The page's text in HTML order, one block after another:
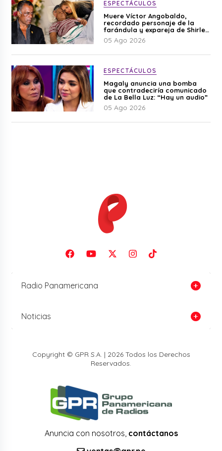
ESPECTÁCULOS
Muere Víctor Angobaldo,
recordado personaje de la
farándula y expareja de Shirley
Cherres
05 Ago 2026
ESPECTÁCULOS
Magaly anuncia una bomba
que contradeciría comunicado
de La Bella Luz: “Hay un audio”
05 Ago 2026
Radio Panamericana
Noticias
Copyright © GPR S.A. | 2026 Todos los Derechos
Reservados.
Anuncia con nosotros, contáctanos